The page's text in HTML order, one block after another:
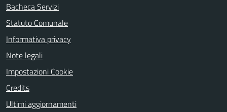
Bacheca Servizi
Statuto Comunale
Informativa privacy
Note legali
Impostazioni Cookie
Credits
Ultimi aggiornamenti